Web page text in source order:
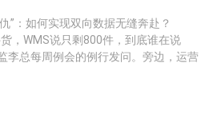
”：如何实现双向数据无缝奔赴？
，WMS说只剩800件，到底谁在说
李总每周例会的例行发问。旁边，运营